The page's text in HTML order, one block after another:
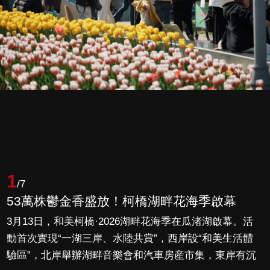
1/7
53萬株鬱金香盛放！柯橋湖畔花海季啟幕
3月13日，和美柯橋·2026湖畔花海季在瓜渚湖啟幕。活
動首次實現“一湖三岸、水陸共賞”，西岸設“和美生活體
驗區”，北岸舉辦湖畔音樂會和汽車房産市集，東岸有沉